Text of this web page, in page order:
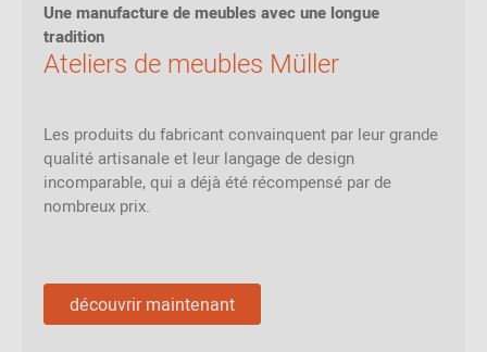
Une manufacture de meubles avec une longue
tradition
Ateliers de meubles Müller
Les produits du fabricant convainquent par leur grande
qualité artisanale et leur langage de design
incomparable, qui a déjà été récompensé par de
nombreux prix.
découvrir maintenant